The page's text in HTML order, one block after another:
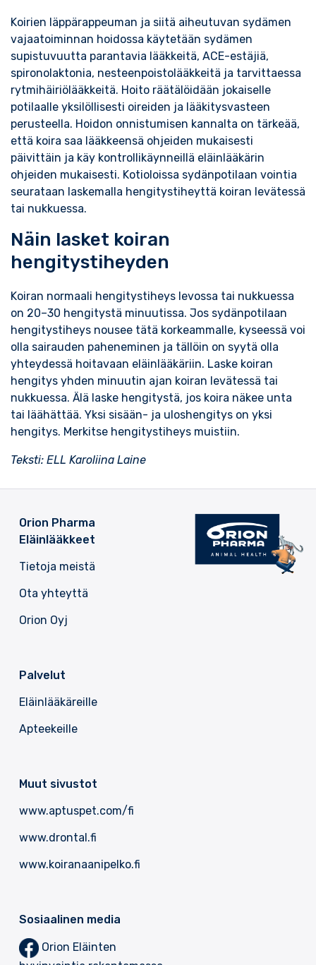
Koirien läppärappeuman ja siitä aiheutuvan sydämen
vajaatoiminnan hoidossa käytetään sydämen
supistuvuutta parantavia lääkkeitä, ACE-estäjiä,
spironolaktonia, nesteenpoistolääkkeitä ja tarvittaessa
rytmihäiriölääkkeitä. Hoito räätälöidään jokaiselle
potilaalle yksilöllisesti oireiden ja lääkitysvasteen
perusteella. Hoidon onnistumisen kannalta on tärkeää,
että koira saa lääkkeensä ohjeiden mukaisesti
päivittäin ja käy kontrollikäynneillä eläinlääkärin
ohjeiden mukaisesti. Kotioloissa sydänpotilaan vointia
seurataan laskemalla hengitystiheyttä koiran levätessä
tai nukkuessa.
Näin lasket koiran
hengitystiheyden
Koiran normaali hengitystiheys levossa tai nukkuessa
on 20–30 hengitystä minuutissa. Jos sydänpotilaan
hengitystiheys nousee tätä korkeammalle, kyseessä voi
olla sairauden paheneminen ja tällöin on syytä olla
yhteydessä hoitavaan eläinlääkäriin. Laske koiran
hengitys yhden minuutin ajan koiran levätessä tai
nukkuessa. Älä laske hengitystä, jos koira näkee unta
tai läähättää. Yksi sisään- ja uloshengitys on yksi
hengitys. Merkitse hengitystiheys muistiin.
Teksti: ELL Karoliina Laine
Orion Pharma
Eläinlääkkeet
Tietoja meistä
Ota yhteyttä
Orion Oyj
Palvelut
Eläinlääkäreille
Apteekeille
Muut sivustot
www.aptuspet.com/fi
www.drontal.fi
www.koiranaanipelko.fi
Sosiaalinen media
Orion Eläinten